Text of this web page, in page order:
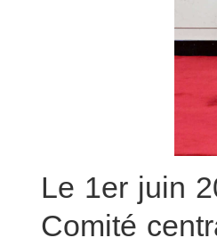
Le 1er juin
Comité